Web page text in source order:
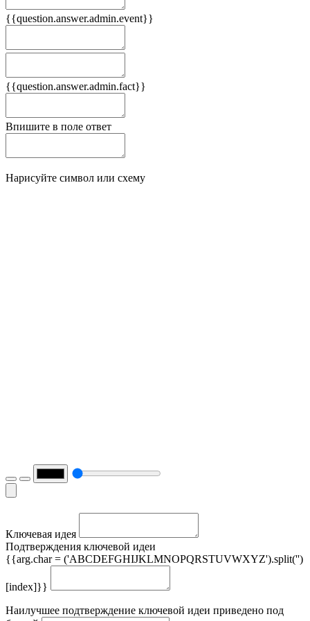
{{question.answer.admin.event}}
{{question.answer.admin.fact}}
Впишите в поле ответ
Нарисуйте символ или схему
Ключевая идея
Подтверждения ключевой идеи
{{arg.char = ('ABCDEFGHIJKLMNOPQRSTUVWXYZ').split('')
[index]}}
Наилучшее подтверждение ключевой идеи приведено под